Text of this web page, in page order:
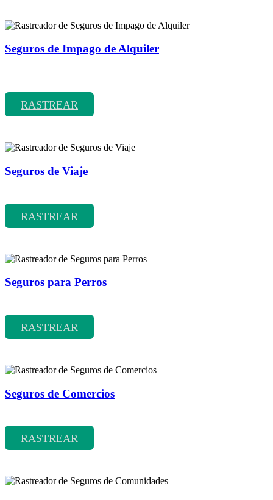
Seguros de Impago de Alquiler
RASTREAR
Seguros de Viaje
RASTREAR
Seguros para Perros
RASTREAR
Seguros de Comercios
RASTREAR